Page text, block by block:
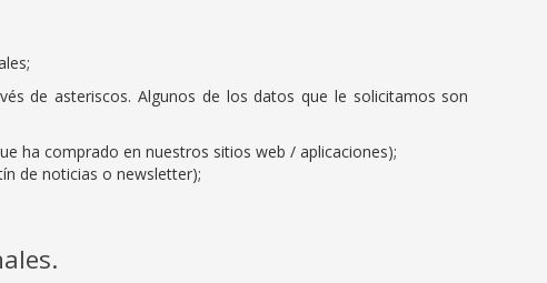
de asteriscos. Algunos de los datos que le solicitamos son
ha comprado en nuestros sitios web / aplicaciones);
de noticias o newsletter);